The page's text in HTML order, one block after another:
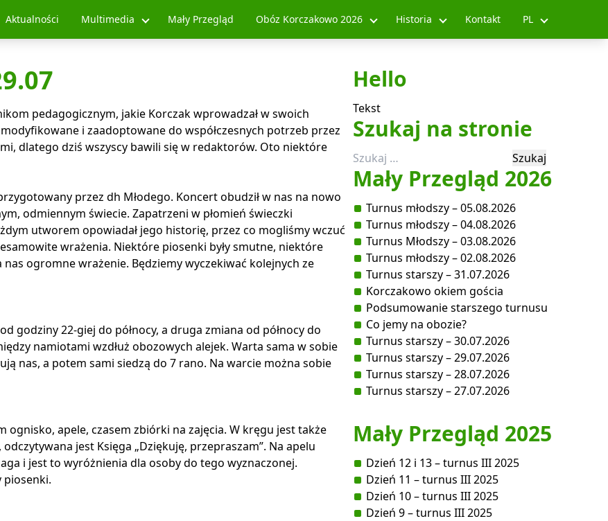
Aktualności Multimedia Mały Przegląd Obóz Korczakowo 2026 Historia Kontakt PL
pedagogicznym, jakie Korczak wprowadzał w swoich
i zaadoptowane do współczesnych potrzeb przez
dlatego dziś wszyscy bawili się w redaktorów. Oto niektóre
przez dh Młodego. Koncert obudził w nas na nowo
odmiennym świecie. Zapatrzeni w płomień świeczki
utworem opowiadał jego historię, przez co mogliśmy wczuć
wrażenia. Niektóre piosenki były smutne, niektóre
nas ogromne wrażenie. Będziemy wyczekiwać kolejnych ze
godziny 22-giej do północy, a druga zmiana od północy do
namiotami wzdłuż obozowych alejek. Warta sama w sobie
nas, a potem sami siedzą do 7 rano. Na warcie można sobie
apele, czasem zbiórki na zajęcia. W kręgu jest także
jest Księga „Dziękuję, przepraszam”. Na apelu
i jest to wyróżnienia dla osoby do tego wyznaczonej.
piosenki.
Hello
Tekst
Szukaj na stronie
Szukaj:
Mały Przegląd 2026
Turnus młodszy – 05.08.2026
Turnus młodszy – 04.08.2026
Turnus Młodszy – 03.08.2026
Turnus młodszy – 02.08.2026
Turnus starszy – 31.07.2026
Korczakowo okiem gościa
Podsumowanie starszego turnusu
Co jemy na obozie?
Turnus starszy – 30.07.2026
Turnus starszy – 29.07.2026
Turnus starszy – 28.07.2026
Turnus starszy – 27.07.2026
Mały Przegląd 2025
Dzień 12 i 13 – turnus III 2025
Dzień 11 – turnus III 2025
Dzień 10 – turnus III 2025
Dzień 9 – turnus III 2025